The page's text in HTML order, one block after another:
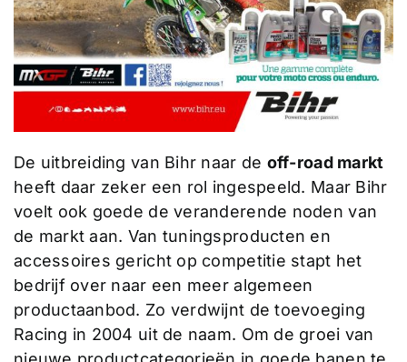
De uitbreiding van Bihr naar de off-road markt
heeft daar zeker een rol ingespeeld. Maar Bihr
voelt ook goede de veranderende noden van
de markt aan. Van tuningsproducten en
accessoires gericht op competitie stapt het
bedrijf over naar een meer algemeen
productaanbod. Zo verdwijnt de toevoeging
Racing in 2004 uit de naam. Om de groei van